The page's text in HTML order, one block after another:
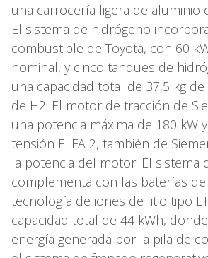
una carrocería ligera de aluminio
El sistema de hidrógeno
combustible de Toyota, con 60
nominal, y cinco tanques de
una capacidad total de 37,5 kg
de H2. El motor de tracción de
una potencia máxima de 180 kW
tensión ELFA 2, también de
la potencia del motor. El sistema
complementa con las baterías
tecnología de iones de litio tipo
capacidad total de 44 kWh,
energía generada por la pila de